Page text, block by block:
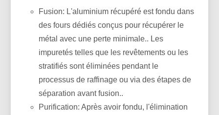
Fusion: L'aluminium récupéré est fondu dans
des fours dédiés conçus pour récupérer le
métal avec une perte minimale.. Les
impuretés telles que les revêtements ou les
stratifiés sont éliminées pendant le
processus de raffinage ou via des étapes de
séparation avant fusion..
Purification: Après avoir fondu, l'élimination